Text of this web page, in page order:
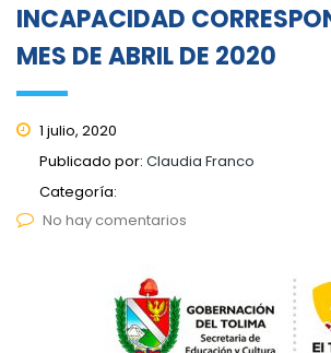
INCAPACIDAD
MES DE ABRIL DE 2020
1 julio, 2020
Publicado por: Claudia Franco
Categoría:
No hay comentarios